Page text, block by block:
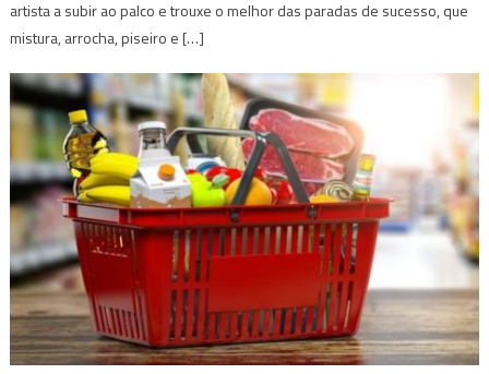
artista a subir ao palco e trouxe o melhor das paradas de sucesso, que
mistura, arrocha, piseiro e […]